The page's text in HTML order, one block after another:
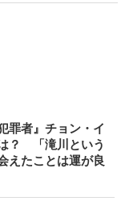
罪者』チョン・イ
？ 「滝川という
えたことは運が良